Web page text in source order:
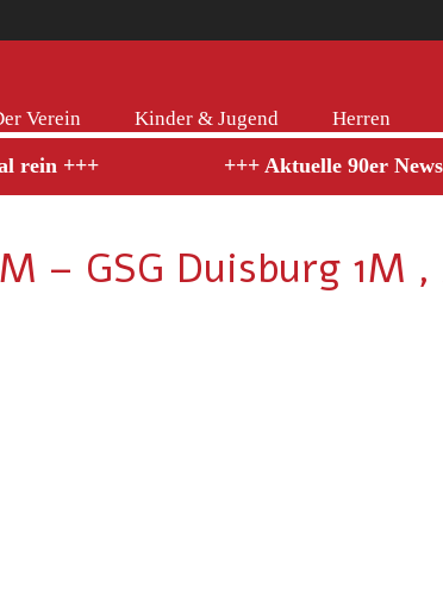
Verein Kinder & Jugend Herren
rein +++ +++ Aktuelle 90er
– GSG Duisburg 1M